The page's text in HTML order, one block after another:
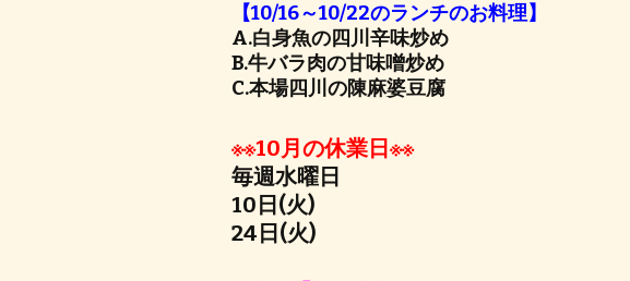
【10/16～10/22のランチのお料理】
A.白身魚の四川辛味炒め
B.牛バラ肉の甘味噌炒め
C.本場四川の陳麻婆豆腐
※※10月の休業日※※
毎週水曜日
10日(火)
24日(火)